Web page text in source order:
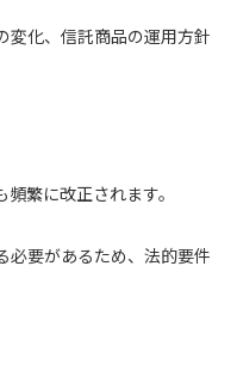
変化、信託商品の運用方針
繁に改正されます。
必要があるため、法的要件